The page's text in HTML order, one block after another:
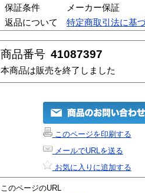
保証条件
メーカー保証
返品について
特定商取引法に基
商品番号 41087397
本商品は販売を終了しました
このページを印刷する
メールでURLを送る
お気に入りに追加する
このページのURL